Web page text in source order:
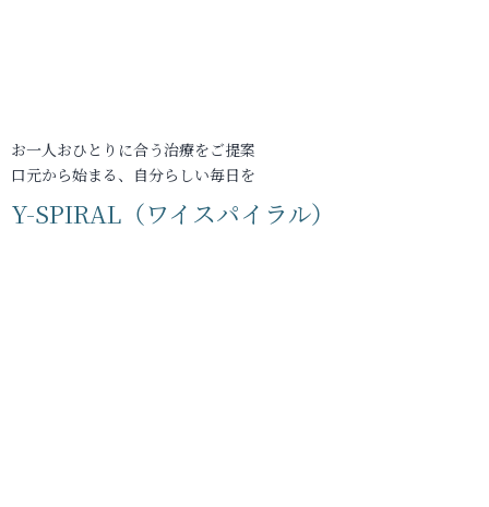
お一人おひとりに合う治療をご提案
口元から始まる、自分らしい毎日を
Y-SPIRAL（ワイスパイラル）